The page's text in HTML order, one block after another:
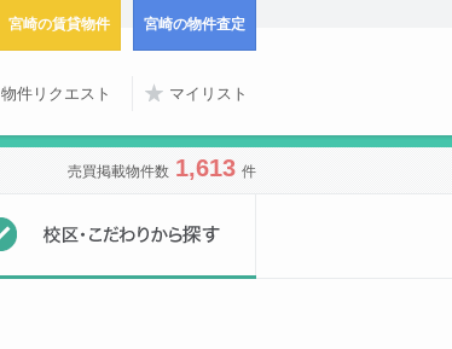
宮崎の賃貸物件 宮崎の物件査定
物件リクエスト マイリスト
売買掲載物件数 1,613 件